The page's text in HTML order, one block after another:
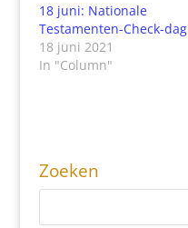
18 juni: Nationale
Testamenten-Check-dag
18 juni 2021
In "Column"
Zoeken